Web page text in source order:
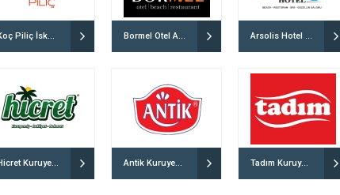
sektörde perakende satış
güvenirliği ve saygınlığı ile
bir hizmet şirketi” olma
bu alanda kendisini sürekli
İNCELE
Eser Kuyumculuk Osmaniye
En yeni en trend ve en iyi fiyat garantili
FİRMAYI DETAYLI İNCELE
Koç Piliç İskenderun Bormel Otel Arsuz Arsolis Hotel Arsuz
Hicret Kuruyemiş Kayseri Antik Kuruyemiş İstanbul Tadım Kuruyemiş Kocaeli